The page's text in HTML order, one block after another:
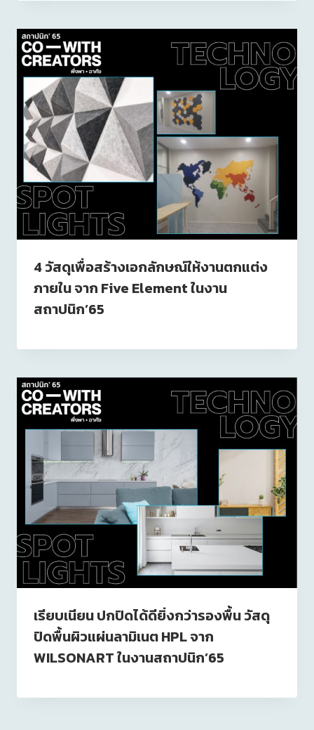
4 วัสดุเพื่อสร้างเอกลักษณ์ให้งานตกแต่ง
ภายใน จาก Five Element ในงาน
สถาปนิก’65
เรียบเนียน ปกปิดได้ดียิ่งกว่ารองพื้น วัสดุ
ปิดพื้นผิวแผ่นลามิเนต HPL จาก
WILSONART ในงานสถาปนิก’65